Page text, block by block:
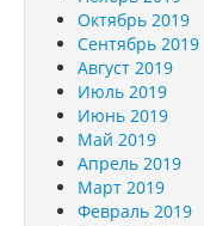
Октябрь 2019
Сентябрь 2019
Август 2019
Июль 2019
Июнь 2019
Май 2019
Апрель 2019
Март 2019
Февраль 2019